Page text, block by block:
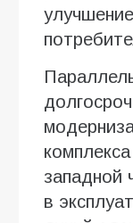
западной
в